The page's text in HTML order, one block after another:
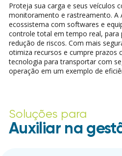
Proteja sua carga e seus veículos
monitoramento e rastreamento.
ecossistema com softwares e
controle total em tempo real, para
redução de riscos. Com mais
otimiza recursos e cumpre prazos
tecnologia para transportar com
operação em um exemplo de
Soluções para
Auxiliar na